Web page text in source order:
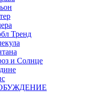
Тренд
и Солнце